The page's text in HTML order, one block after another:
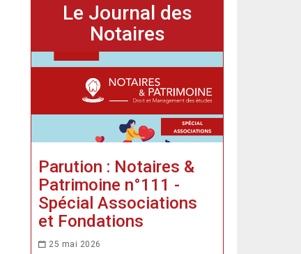
Le Journal des
Notaires
Parution : Notaires &
Patrimoine n°111 -
Spécial Associations
et Fondations
25 mai 2026